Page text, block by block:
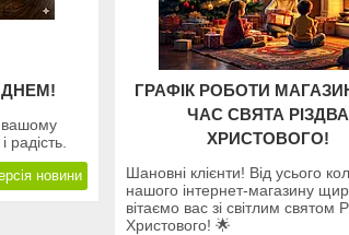
вашому
новини
ГРАФІК РОБОТИ
ЧАС СВЯТА РІЗДВА
ХРИСТОВОГО!
Шановні клієнти! Від усього
нашого інтернет-магазину
вітаємо вас зі світлим святом
Христового! 🌟